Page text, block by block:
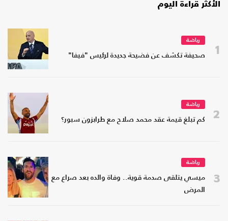
الأكثر قراءة اليوم
1
رياضة
صحيفة تكشف عن فضيحة جديدة لرئيس "فيفا"
2
رياضة
كم تبلغ قيمة عقد محمد صلاح مع طرابزون سبور؟
3
رياضة
ميسي يتلقى صدمة قوية.. وفاة والده بعد صراع مع
المرض